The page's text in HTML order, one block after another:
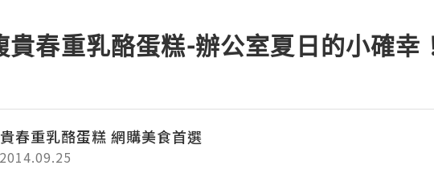
貴春重乳酪蛋糕-辦公室夏日的小確幸
春重乳酪蛋糕 網購美食首選